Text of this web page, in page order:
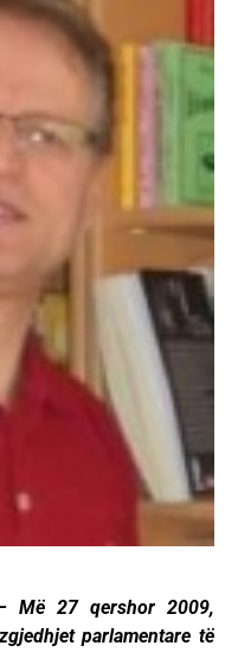
Më 27 qershor 2009,
parlamentare të